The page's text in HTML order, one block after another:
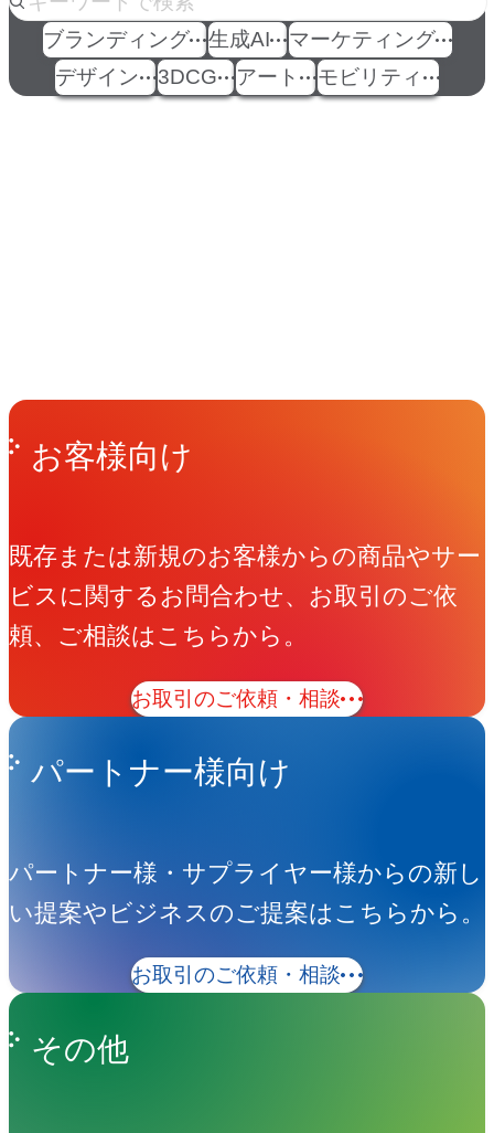
ブランディング 生成AI
マーケティング
デザイン
3DCG アート モビリティ
Get in Touchお問い合わせ
お客様向け
既存または新規のお客様からの商品やサー
ビスに関するお問合わせ、お取引のご依
頼、ご相談はこちらから。
お取引のご依頼・相談
パートナー様向け
パートナー様・サプライヤー様からの新し
い提案やビジネスのご提案はこちらから。
お取引のご依頼・相談
その他